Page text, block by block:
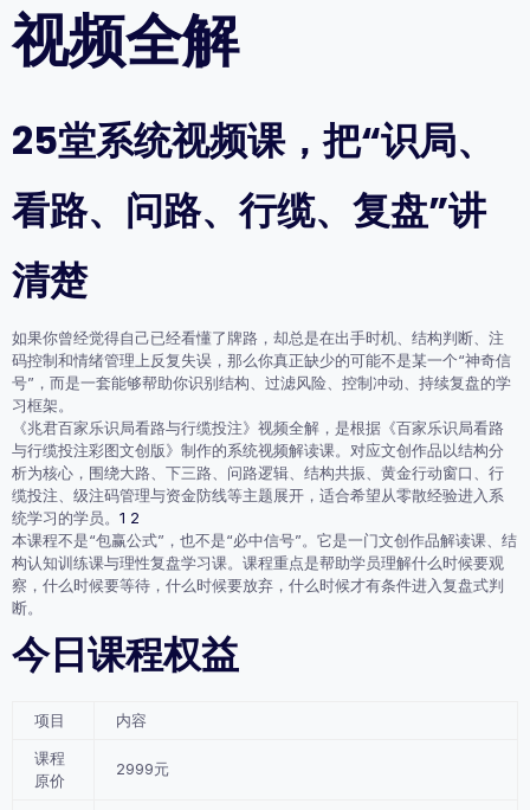
视频全解
25堂系统视频课，把“识局、
看路、问路、行缆、复盘”讲
清楚
如果你曾经觉得自己已经看懂了牌路，却总是在出手时机、结构判断、注
码控制和情绪管理上反复失误，那么你真正缺少的可能不是某一个“神奇信
号”，而是一套能够帮助你识别结构、过滤风险、控制冲动、持续复盘的学
习框架。
《兆君百家乐识局看路与行缆投注》视频全解，是根据《百家乐识局看路
与行缆投注彩图文创版》制作的系统视频解读课。对应文创作品以结构分
析为核心，围绕大路、下三路、问路逻辑、结构共振、黄金行动窗口、行
缆投注、级注码管理与资金防线等主题展开，适合希望从零散经验进入系
统学习的学员。 1 2
本课程不是“包赢公式”，也不是“必中信号”。它是一门文创作品解读课、结
构认知训练课与理性复盘学习课。课程重点是帮助学员理解什么时候要观
察，什么时候要等待，什么时候要放弃，什么时候才有条件进入复盘式判
断。
今日课程权益
项目
内容
课程
原价
2999元